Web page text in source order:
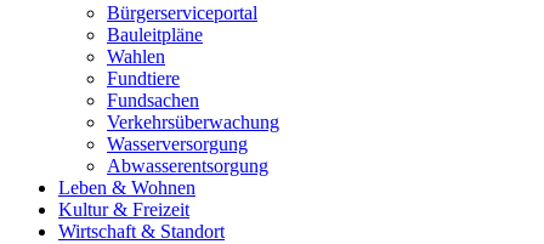
Bürgerserviceportal
Bauleitpläne
Wahlen
Fundtiere
Fundsachen
Verkehrsüberwachung
Wasserversorgung
Abwasserentsorgung
Leben & Wohnen
Kultur & Freizeit
Wirtschaft & Standort